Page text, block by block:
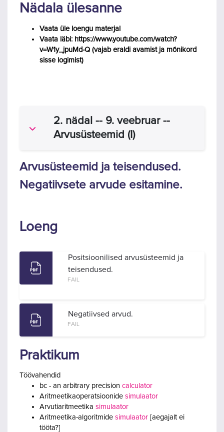
Nädala ülesanne
Vaata üle loengu materjal
Vaata läbi: https://www.youtube.com/watch?
v=W1y_jpuMd-Q (vajab eraldi avamist ja mõnikord
sisse logimist)
Ahenda
2. nädal -- 9. veebruar --
Arvusüsteemid (I)
Arvusüsteemid ja teisendused.
Negatiivsete arvude esitamine.
Loeng
Positsioonilised arvusüsteemid ja
teisendused.
FAIL
Negatiivsed arvud.
FAIL
Praktikum
Töövahendid
bc - an arbitrary precision calculator
Aritmeetikaoperatsioonide simulaator
Arvutiaritmeetika simulaator
Aritmeetika-algoritmide simulaator [aegajalt ei
tööta?]